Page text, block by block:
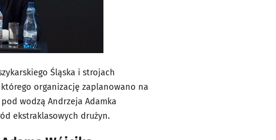
Śląska i strojach
organizację zaplanowano na
wodzą Andrzeja Adamka
ekstraklasowych drużyn.